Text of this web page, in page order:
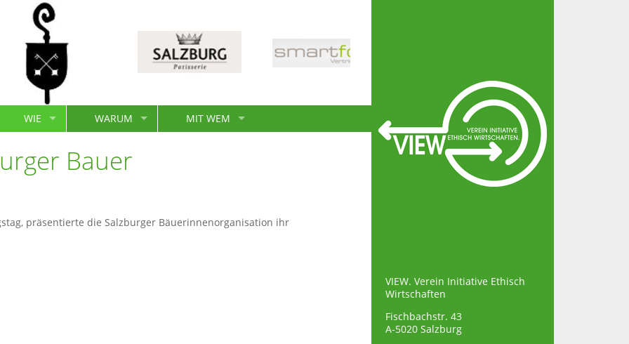
WIE WARUM MIT WEM
Bauer
präsentierte die Salzburger Bäuerinnenorganisation ihr
VIEW. Verein Initiative Ethisch
Wirtschaften
Fischbachstr. 43
A-5020 Salzburg